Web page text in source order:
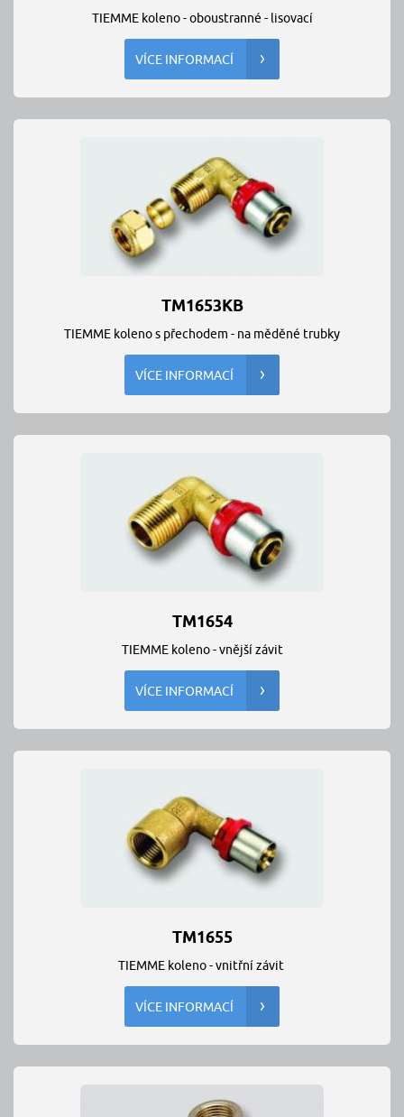
TIEMME koleno - oboustranné - lisovací
VÍCE INFORMACÍ
TM1653KB
TIEMME koleno s přechodem - na měděné trubky
VÍCE INFORMACÍ
TM1654
TIEMME koleno - vnější závit
VÍCE INFORMACÍ
TM1655
TIEMME koleno - vnitřní závit
VÍCE INFORMACÍ